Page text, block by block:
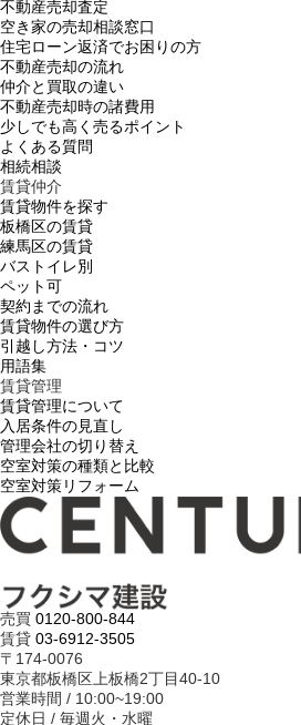
不動産売却査定
空き家の売却相談窓口
住宅ローン返済でお困りの方
不動産売却の流れ
仲介と買取の違い
不動産売却時の諸費用
少しでも高く売るポイント
よくある質問
相続相談
賃貸仲介
賃貸物件を探す
板橋区の賃貸
練馬区の賃貸
バストイレ別
ペット可
契約までの流れ
賃貸物件の選び方
引越し方法・コツ
用語集
賃貸管理
賃貸管理について
入居条件の見直し
管理会社の切り替え
空室対策の種類と比較
空室対策リフォーム
売買 0120-800-844
賃貸 03-6912-3505
〒174-0076
東京都板橋区上板橋2丁目40-10
営業時間 / 10:00~19:00
定休日 / 毎週火・水曜